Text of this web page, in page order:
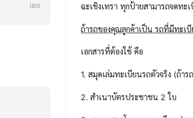
(80)
ฉะเชิงเทรา ทุกป้ายสามารถจดทะ
ถ้ารถของคุณลูกค้าเป็น รถที่มีทะเ
เอกสารที่ต้องใช้ คือ
1. สมุดเล่มทะเบียนรถตัวจริง (ถ้
2. สำเนาบัตรประชาชน 2 ใบ